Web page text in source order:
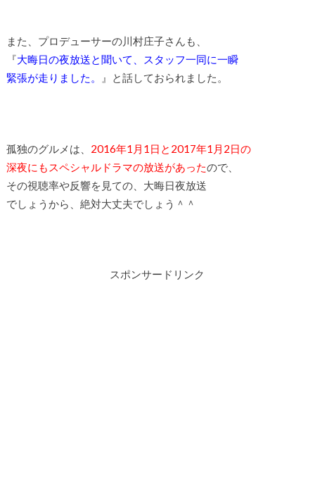
また、プロデューサーの川村庄子さんも、
『大晦日の夜放送と聞いて、スタッフ一同に一瞬
緊張が走りました。
』と話しておられました。
孤独のグルメは、 2016年1月1日と2017年1月2日の
深夜にもスペシャルドラマの放送があったので、
その視聴率や反響を見ての、大晦日夜放送
でしょうから、絶対大丈夫でしょう＾＾
スポンサードリンク